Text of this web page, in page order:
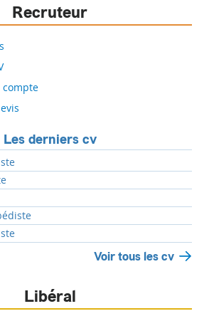
Recruteur
compte
Les derniers cv
Voir tous les cv
Libéral